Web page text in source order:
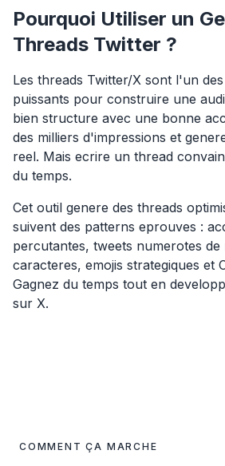
Pourquoi Utiliser un
Threads Twitter ?
Les threads Twitter/X sont l'un
puissants pour construire une
bien structure avec une bonne
des milliers d'impressions et
reel. Mais ecrire un thread
du temps.
Cet outil genere des threads
suivent des patterns eprouves :
percutantes, tweets numerotes de
caracteres, emojis strategiques et
Gagnez du temps tout en
sur X.
COMMENT ÇA MARCHE